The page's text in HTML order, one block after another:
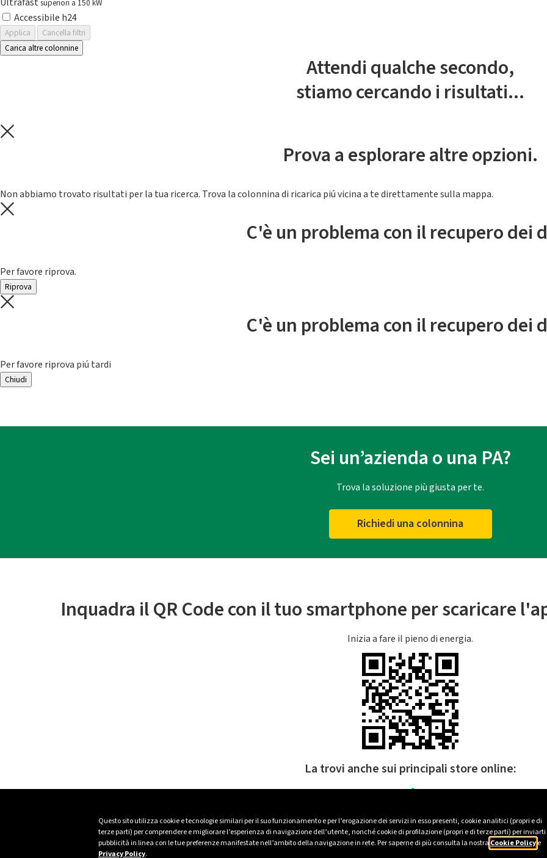
Questo sito utilizza cookie e tecnologie similari per il suo funzionamento e per l’erogazione dei servizi in esso presenti, cookie analitici (propri e di
terze parti) per comprendere e migliorare l’esperienza di navigazione dell’utente, nonché cookie di profilazione (propri e di terze parti) per inviarti
pubblicità in linea con le tue preferenze manifestate nell’ambito della navigazione in rete. Per saperne di più consulta la nostra Cookie Policye
Privacy Policy.
superiori a 150 kW
Accessibile h24
Applica
Cancella filtri
Carica altre colonnine
Attendi qualche secondo,
stiamo cercando i risultati...
Prova a esplorare altre opzioni.
Non abbiamo trovato risultati per la tua ricerca. Trova la colonnina di ricarica piú vicina a te direttamente sulla mappa.
C'è un problema con il recupero dei
Per favore riprova.
Riprova
C'è un problema con il recupero dei
Per favore riprova piú tardi
Chiudi
Sei un’azienda o una PA?
Trova la soluzione più giusta per te.
Richiedi una colonnina
Inquadra il QR Code con il tuo smartphone per scaricare
Inizia a fare il pieno di energia.
La trovi anche sui principali store online: